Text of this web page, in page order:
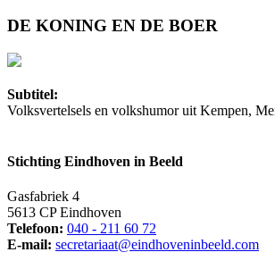
DE KONING EN DE BOER
Subtitel:
Volksvertelsels en volkshumor uit Kempen,
Stichting Eindhoven in Beeld
Gasfabriek 4
5613 CP Eindhoven
Telefoon: 040 - 211 60 72
E-mail: secretariaat@eindhoveninbeeld.com